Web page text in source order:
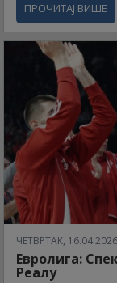
ПРОЧИТАЈ ВИШЕ
ЧЕТВРТАК,
Евролига:
Реалу